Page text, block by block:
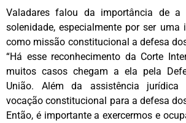
Valadares falou da importância de a
solenidade, especialmente por ser uma
como missão constitucional a defesa
“Há esse reconhecimento da Corte
muitos casos chegam a ela pela
União. Além da assistência jurídica
vocação constitucional para a defesa
Então, é importante a exercermos e